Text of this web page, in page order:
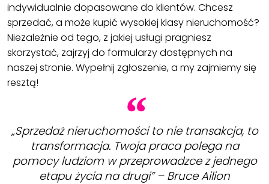
indywidualnie dopasowane do klientów. Chcesz
sprzedać, a może kupić wysokiej klasy nieruchomość?
Niezależnie od tego, z jakiej usługi pragniesz
skorzystać, zajrzyj do formularzy dostępnych na
naszej stronie. Wypełnij zgłoszenie, a my zajmiemy się
resztą!
„Sprzedaż nieruchomości to nie transakcja, to
transformacja. Twoja praca polega na
pomocy ludziom w przeprowadzce z jednego
etapu życia na drugi” – Bruce Ailion